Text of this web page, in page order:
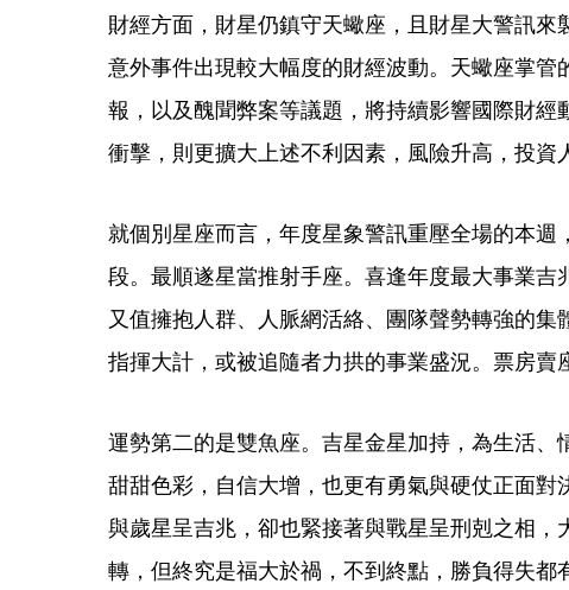
財經方面，財星仍鎮守天蠍座，且財星大警訊來
意外事件出現較大幅度的財經波動。天蠍座掌管
報，以及醜聞弊案等議題，將持續影響國際財經
衝擊，則更擴大上述不利因素，風險升高，投資
就個別星座而言，年度星象警訊重壓全場的本週
段。最順遂星當推射手座。喜逢年度最大事業吉
又值擁抱人群、人脈網活絡、團隊聲勢轉強的
指揮大計，或被追隨者力拱的事業盛況。票房賣
運勢第二的是雙魚座。吉星金星加持，為生活、
甜甜色彩，自信大增，也更有勇氣與硬仗正面對
與歲星呈吉兆，卻也緊接著與戰星呈刑剋之相，
轉，但終究是福大於禍，不到終點，勝負得失都